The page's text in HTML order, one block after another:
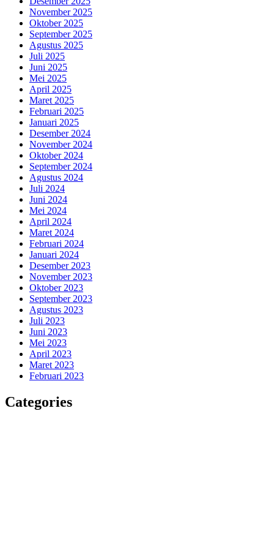
November 2025
Oktober 2025
September 2025
Agustus 2025
Juli 2025
Juni 2025
Mei 2025
April 2025
Maret 2025
Februari 2025
Januari 2025
Desember 2024
November 2024
Oktober 2024
September 2024
Agustus 2024
Juli 2024
Juni 2024
Mei 2024
April 2024
Maret 2024
Februari 2024
Januari 2024
Desember 2023
November 2023
Oktober 2023
September 2023
Agustus 2023
Juli 2023
Juni 2023
Mei 2023
April 2023
Maret 2023
Februari 2023
Categories